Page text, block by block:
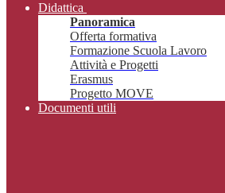
Didattica
Panoramica
Offerta formativa
Formazione Scuola Lavoro
Attività e Progetti
Erasmus
Progetto MOVE
Documenti utili